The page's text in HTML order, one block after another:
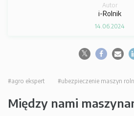
Autor
i-Rolnik
14.06.2024
#agro ekspert #ubezpieczenie maszyn
Między nami